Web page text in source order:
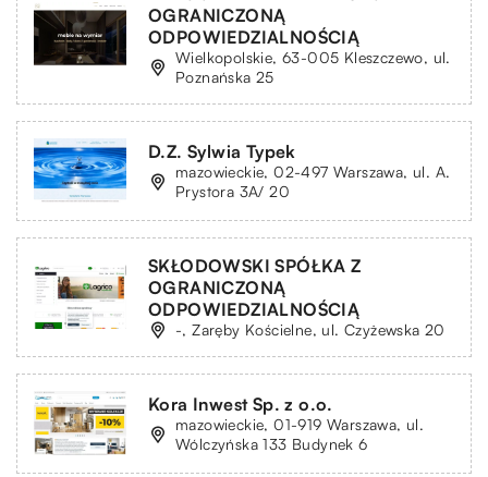
OGRANICZONĄ
ODPOWIEDZIALNOŚCIĄ
Wielkopolskie, 63-005 Kleszczewo, ul.
Poznańska 25
D.Z. Sylwia Typek
mazowieckie, 02-497 Warszawa, ul. A.
Prystora 3A/ 20
SKŁODOWSKI SPÓŁKA Z
OGRANICZONĄ
ODPOWIEDZIALNOŚCIĄ
-, Zaręby Kościelne, ul. Czyżewska 20
Kora Inwest Sp. z o.o.
mazowieckie, 01-919 Warszawa, ul.
Wólczyńska 133 Budynek 6